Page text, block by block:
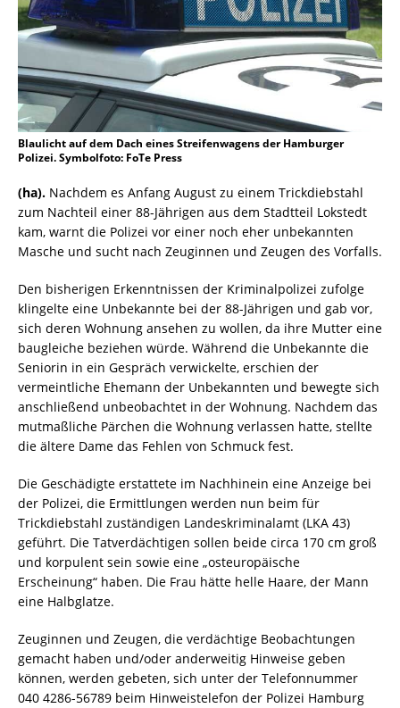
Blaulicht auf dem Dach eines Streifenwagens der Hamburger
Polizei. Symbolfoto: FoTe Press
(ha). Nachdem es Anfang August zu einem Trickdiebstahl
zum Nachteil einer 88-Jährigen aus dem Stadtteil Lokstedt
kam, warnt die Polizei vor einer noch eher unbekannten
Masche und sucht nach Zeuginnen und Zeugen des Vorfalls.
Den bisherigen Erkenntnissen der Kriminalpolizei zufolge
klingelte eine Unbekannte bei der 88-Jährigen und gab vor,
sich deren Wohnung ansehen zu wollen, da ihre Mutter eine
baugleiche beziehen würde. Während die Unbekannte die
Seniorin in ein Gespräch verwickelte, erschien der
vermeintliche Ehemann der Unbekannten und bewegte sich
anschließend unbeobachtet in der Wohnung. Nachdem das
mutmaßliche Pärchen die Wohnung verlassen hatte, stellte
die ältere Dame das Fehlen von Schmuck fest.
Die Geschädigte erstattete im Nachhinein eine Anzeige bei
der Polizei, die Ermittlungen werden nun beim für
Trickdiebstahl zuständigen Landeskriminalamt (LKA 43)
geführt. Die Tatverdächtigen sollen beide circa 170 cm groß
und korpulent sein sowie eine „osteuropäische
Erscheinung“ haben. Die Frau hätte helle Haare, der Mann
eine Halbglatze.
Zeuginnen und Zeugen, die verdächtige Beobachtungen
gemacht haben und/oder anderweitig Hinweise geben
können, werden gebeten, sich unter der Telefonnummer
040 4286-56789 beim Hinweistelefon der Polizei Hamburg